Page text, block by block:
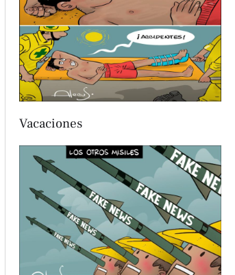
Vacaciones